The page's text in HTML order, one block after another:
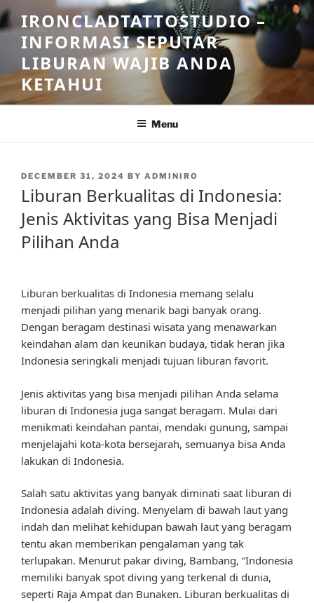
Skip
to
content
IRONCLADTATTOSTUDIO –
INFORMASI SEPUTAR
LIBURAN WAJIB ANDA
KETAHUI
Menu
POSTED
ON
DECEMBER 31, 2024 BY ADMINIRO
Liburan Berkualitas di Indonesia:
Jenis Aktivitas yang Bisa Menjadi
Pilihan Anda
Liburan berkualitas di Indonesia memang selalu
menjadi pilihan yang menarik bagi banyak orang.
Dengan beragam destinasi wisata yang menawarkan
keindahan alam dan keunikan budaya, tidak heran jika
Indonesia seringkali menjadi tujuan liburan favorit.
Jenis aktivitas yang bisa menjadi pilihan Anda selama
liburan di Indonesia juga sangat beragam. Mulai dari
menikmati keindahan pantai, mendaki gunung, sampai
menjelajahi kota-kota bersejarah, semuanya bisa Anda
lakukan di Indonesia.
Salah satu aktivitas yang banyak diminati saat liburan di
Indonesia adalah diving. Menyelam di bawah laut yang
indah dan melihat kehidupan bawah laut yang beragam
tentu akan memberikan pengalaman yang tak
terlupakan. Menurut pakar diving, Bambang, “Indonesia
memiliki banyak spot diving yang terkenal di dunia,
seperti Raja Ampat dan Bunaken. Liburan berkualitas di